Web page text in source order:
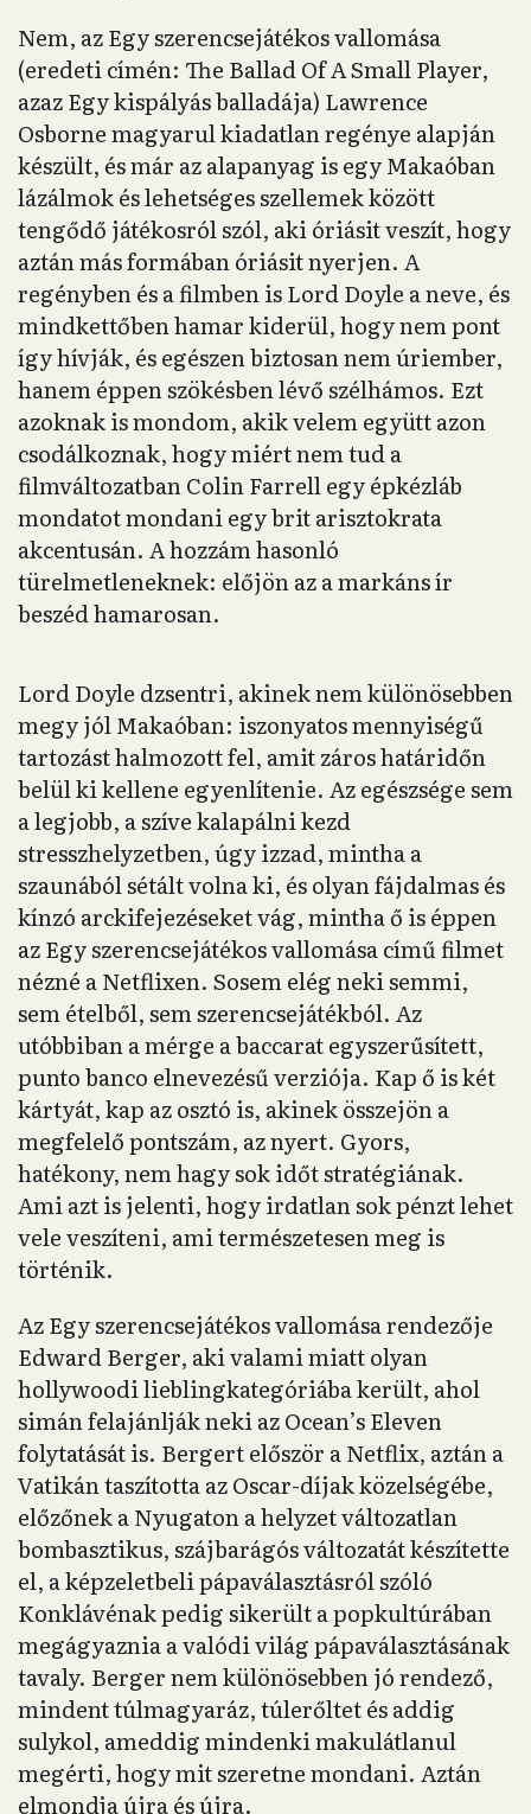
Nem, az Egy szerencsejátékos vallomása
(eredeti címén: The Ballad Of A Small Player,
azaz Egy kispályás balladája) Lawrence
Osborne magyarul kiadatlan regénye alapján
készült, és már az alapanyag is egy Makaóban
lázálmok és lehetséges szellemek között
tengődő játékosról szól, aki óriásit veszít, hogy
aztán más formában óriásit nyerjen. A
regényben és a filmben is Lord Doyle a neve, és
mindkettőben hamar kiderül, hogy nem pont
így hívják, és egészen biztosan nem úriember,
hanem éppen szökésben lévő szélhámos. Ezt
azoknak is mondom, akik velem együtt azon
csodálkoznak, hogy miért nem tud a
filmváltozatban Colin Farrell egy épkézláb
mondatot mondani egy brit arisztokrata
akcentusán. A hozzám hasonló
türelmetleneknek: előjön az a markáns ír
beszéd hamarosan.
Lord Doyle dzsentri, akinek nem különösebben
megy jól Makaóban: iszonyatos mennyiségű
tartozást halmozott fel, amit záros határidőn
belül ki kellene egyenlítenie. Az egészsége sem
a legjobb, a szíve kalapálni kezd
stresszhelyzetben, úgy izzad, mintha a
szaunából sétált volna ki, és olyan fájdalmas és
kínzó arckifejezéseket vág, mintha ő is éppen
az Egy szerencsejátékos vallomása című filmet
nézné a Netflixen. Sosem elég neki semmi,
sem ételből, sem szerencsejátékból. Az
utóbbiban a mérge a baccarat egyszerűsített,
punto banco elnevezésű verziója. Kap ő is két
kártyát, kap az osztó is, akinek összejön a
megfelelő pontszám, az nyert. Gyors,
hatékony, nem hagy sok időt stratégiának.
Ami azt is jelenti, hogy irdatlan sok pénzt lehet
vele veszíteni, ami természetesen meg is
történik.
Az Egy szerencsejátékos vallomása rendezője
Edward Berger, aki valami miatt olyan
hollywoodi lieblingkategóriába került, ahol
simán felajánlják neki az Ocean’s Eleven
folytatását is. Bergert először a Netflix, aztán a
Vatikán taszította az Oscar-díjak közelségébe,
előzőnek a Nyugaton a helyzet változatlan
bombasztikus, szájbarágós változatát készítette
el, a képzeletbeli pápaválasztásról szóló
Konklávénak pedig sikerült a popkultúrában
megágyaznia a valódi világ pápaválasztásának
tavaly. Berger nem különösebben jó rendező,
mindent túlmagyaráz, túlerőltet és addig
sulykol, ameddig mindenki makulátlanul
megérti, hogy mit szeretne mondani. Aztán
elmondja újra és újra.